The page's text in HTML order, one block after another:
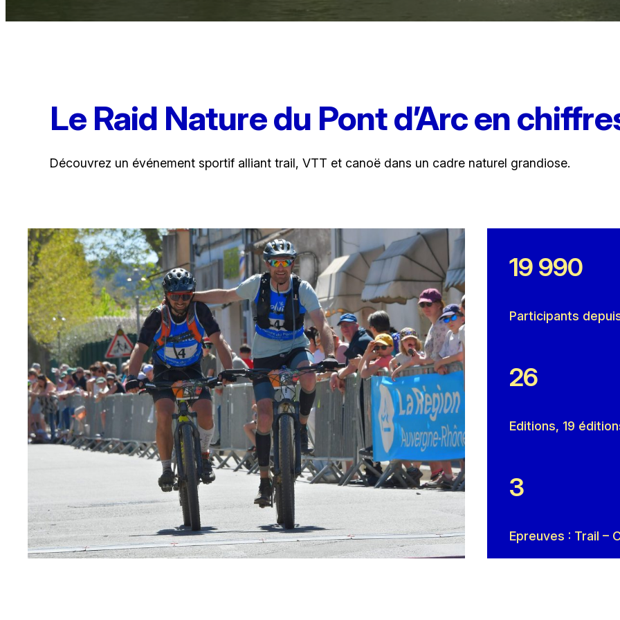
Le Raid Nature du Pont d’Arc en
Découvrez un événement sportif alliant trail, VTT et canoë dans un cadre naturel grandiose.
19 990
Participants
26
Editions, 19
3
Epreuves : Trail –